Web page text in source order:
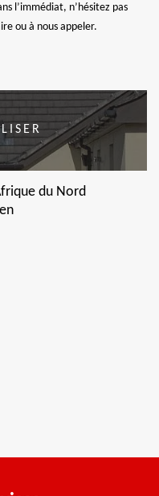
l’immédiat, n’hésitez pas
ou à nous appeler.
du Nord